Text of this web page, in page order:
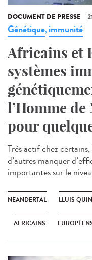
DOCUMENT DE PRESSE
Génétique, immunité
Africains et
systèmes
l’Homme
pour
Très actif chez
d’autres manquer
importantes sur le
NEANDERTAL LLUIS
AFRICAINS